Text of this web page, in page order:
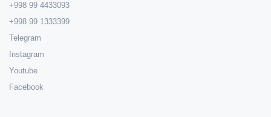
+998 99 4433093
+998 99 1333399
Telegram
Instagram
Youtube
Facebook